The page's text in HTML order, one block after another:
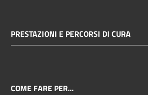
PRESTAZIONI E PERCORSI DI CURA
COME FARE PER...